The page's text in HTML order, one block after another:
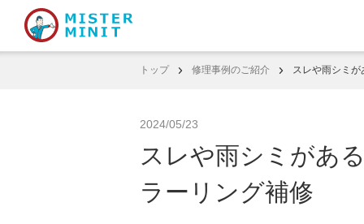
トップ 修理事例のご紹介 スレや雨シミ
2024/05/23
スレや雨シミがあ
ラーリング補修